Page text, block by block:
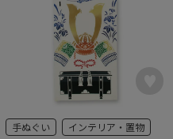
手ぬぐい インテリア・置物